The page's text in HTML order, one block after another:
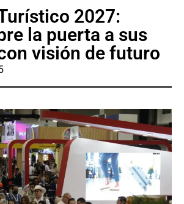
2027:
la puerta a sus
visión de futuro